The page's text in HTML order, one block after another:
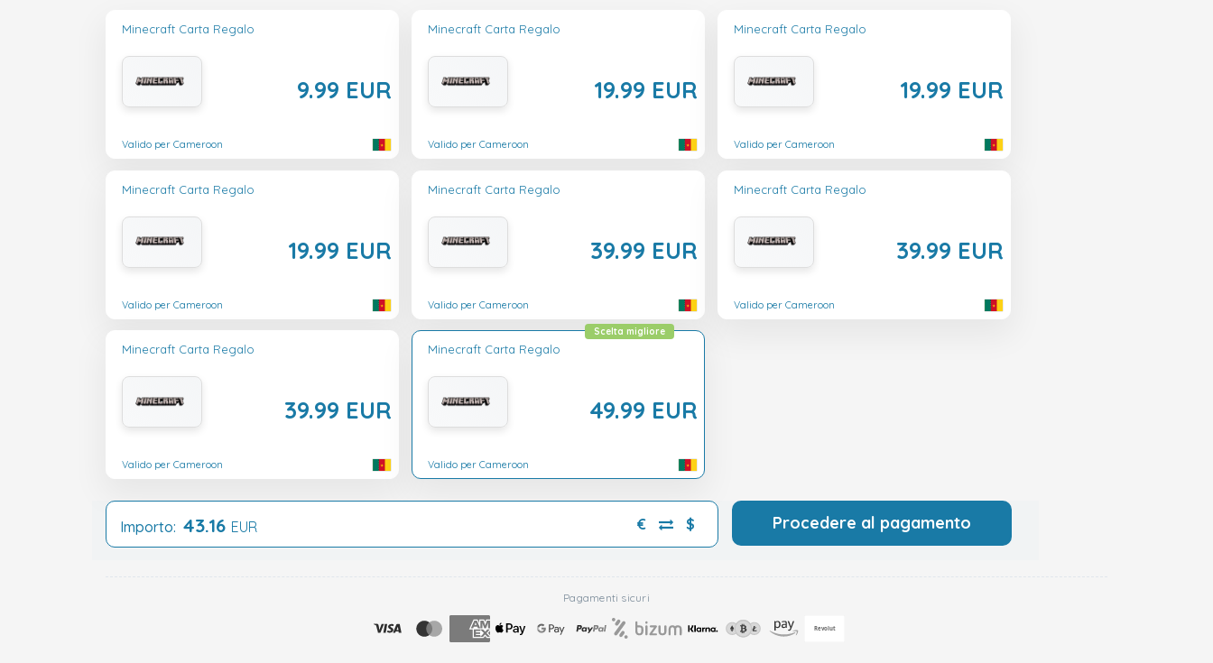
Minecraft Carta Regalo
9.99 EUR
Valido per Cameroon
Minecraft Carta Regalo
19.99 EUR
Valido per Cameroon
Minecraft Carta Regalo
19.99 EUR
Valido per Cameroon
Minecraft Carta Regalo
19.99 EUR
Valido per Cameroon
Minecraft Carta Regalo
39.99 EUR
Valido per Cameroon
Minecraft Carta Regalo
39.99 EUR
Valido per Cameroon
Minecraft Carta Regalo
39.99 EUR
Valido per Cameroon
Minecraft Carta Regalo
49.99 EUR
Scelta migliore
Valido per Cameroon
Importo: 43.16 EUR € $ Procedere al pagamento
Pagamenti sicuri